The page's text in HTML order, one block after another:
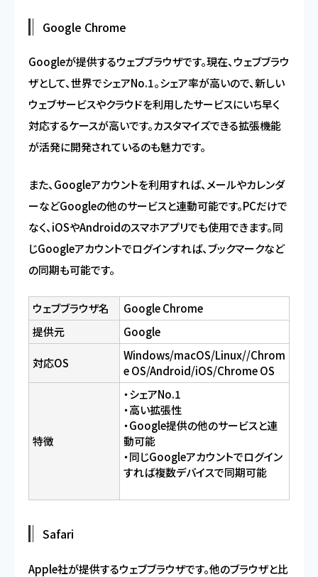
Google Chrome
Googleが提供するウェブブラウザです。現在、ウェブブラウ
ザとして、世界でシェアNo.1。シェア率が高いので、新しい
ウェブサービスやクラウドを利用したサービスにいち早く
対応するケースが高いです。カスタマイズできる拡張機能
が活発に開発されているのも魅力です。
また、Googleアカウントを利用すれば、メールやカレンダ
ーなどGoogleの他のサービスと連動可能です。PCだけで
なく、iOSやAndroidのスマホアプリでも使用できます。同
じGoogleアカウントでログインすれば、ブックマークなど
の同期も可能です。
ウェブブラウザ名
Google Chrome
提供元
Google
対応OS
Windows/macOS/Linux//Chrom
e OS/Android/iOS/Chrome OS
特徴
・シェアNo.1
・高い拡張性
・Google提供の他のサービスと連
動可能
・同じGoogleアカウントでログイン
すれば複数デバイスで同期可能
Safari
Apple社が提供するウェブブラウザです。他のブラウザと比